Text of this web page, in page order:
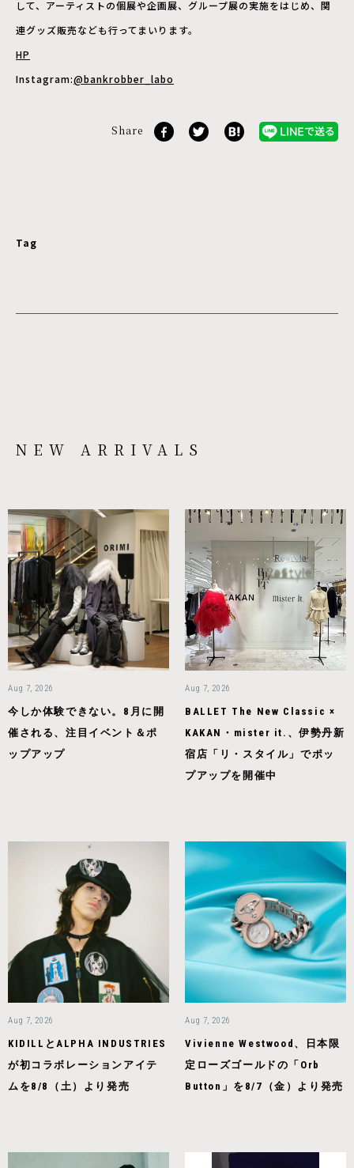
して、アーティストの個展や企画展、グループ展の実施をはじめ、関
連グッズ販売なども行ってまいります。
HP
Instagram:@bankrobber_labo
Share
Tag
NEW ARRIVALS
Aug 7, 2026
今しか体験できない。8月に開
催される、注目イベント＆ポ
ップアップ
Aug 7, 2026
BALLET The New Classic ×
KAKAN・mister it.、伊勢丹新
宿店「リ・スタイル」でポッ
プアップを開催中
Aug 7, 2026
KIDILLとALPHA INDUSTRIES
が初コラボレーションアイテ
ムを8/8（土）より発売
Aug 7, 2026
Vivienne Westwood、日本限
定ローズゴールドの「Orb
Button」を8/7（金）より発売